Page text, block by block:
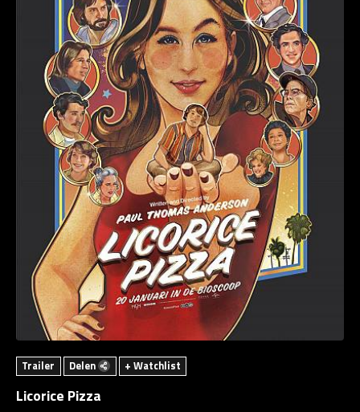
Trailer Delen + Watchlist
Licorice Pizza